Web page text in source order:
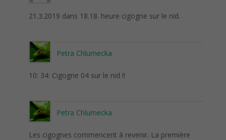
21.3.2019 dans 18.18. heure cigogne sur le nid.
Petra Chlumecka
10: 34: Cigogne 04 sur le nid !!
Petra Chlumecka
Les cigognes commencent à revenir. La première